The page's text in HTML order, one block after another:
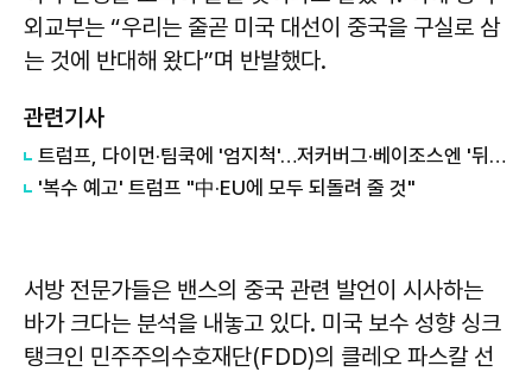
외교부는 “우리는 줄곧 미국 대선이 중국을 구실로 삼
는 것에 반대해 왔다”며 반발했다.
관련기사
트럼프, 다이먼·팀쿡에 '엄지척'…저커버그·베이조스엔 '뒤끝'
'복수 예고' 트럼프 "中·EU에 모두 되돌려 줄 것"
서방 전문가들은 밴스의 중국 관련 발언이 시사하는
바가 크다는 분석을 내놓고 있다. 미국 보수 성향 싱크
탱크인 민주주의수호재단(FDD)의 클레오 파스칼 선